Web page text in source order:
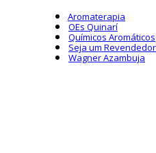
Aromaterapia
OEs Quinarí
Químicos Aromáticos
Seja um Revendedor
Wagner Azambuja